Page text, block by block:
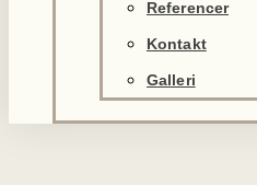
Referencer
Kontakt
Galleri